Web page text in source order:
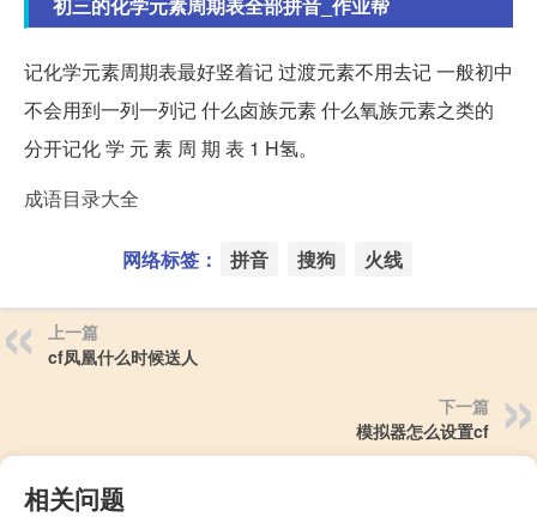
记化学元素周期表最好竖着记 过渡元素不用去记 一般初中
不会用到一列一列记 什么卤族元素 什么氧族元素之类的
分开记化 学 元 素 周 期 表 1 H氢。
成语目录大全
网络标签： 拼音 搜狗 火线
上一篇
cf凤凰什么时候送人
下一篇
模拟器怎么设置cf
相关问题